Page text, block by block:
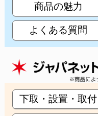
商品の魅力
よくある質問
下取・設置・取付